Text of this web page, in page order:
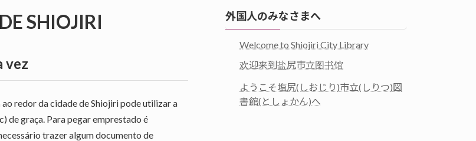
SHIOJIRI
vez
redor da cidade de Shiojiri pode utilizar a
de graça. Para pegar emprestado é
trazer algum documento de
外国人のみなさまへ
Welcome to Shiojiri City Library
欢迎来到盐尻市立图书馆
ようこそ塩尻(しおじり)市立(しりつ)図
書館(としょかん)へ